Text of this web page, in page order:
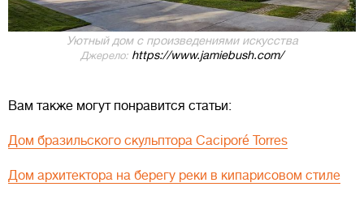
Уютный дом с произведениями искусства
Джерело: https://www.jamiebush.com/
Вам также могут понравится статьи:
Дом бразильского скульптора Caciporé Torres
Дом архитектора на берегу реки в кипарисовом стиле